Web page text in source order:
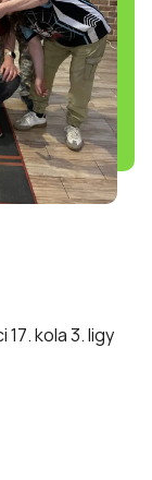
kola 3. ligy